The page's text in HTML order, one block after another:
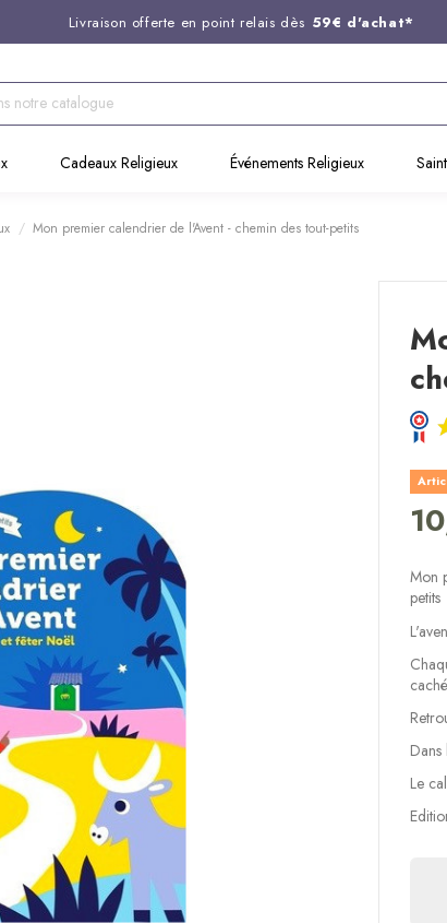
Livraison offerte en point relais dès 59€ d'achat*
Support client disponible au
Commandez avant 14H, expédition le jour même !
Cadeaux Religieux Événements Religieux
Mon premier calendrier de l'Avent - chemin des tout-petits
Mon
petits
Le